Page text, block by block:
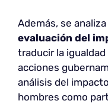
Además, se analiza
evaluación del
traducir la
acciones
análisis del
hombres como